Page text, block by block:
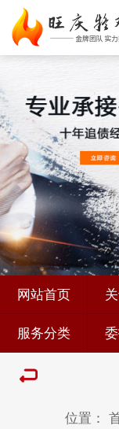
网站首页
服务分类
位置：